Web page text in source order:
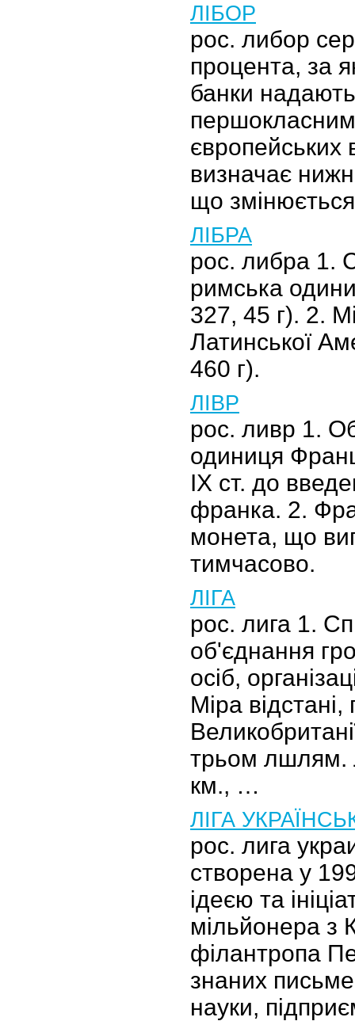
ЛІБОР
рос. либор
процента, за
банки
європейських
визначає
що
ЛІБРА
рос. либра 1.
римська
327, 45 г). 2.
Латинської
460 г).
ЛІВР
рос. ливр 1.
одиниця
IX ст. до
франка. 2.
монета, що
тимчасово.
ЛІГА
рос. лига 1.
об'єднання
осіб,
Міра
трьом лшлям.
км., …
ЛІГА
рос. лига
створена у
ідеєю та
мільйонера з
філантропа
знаних
науки,